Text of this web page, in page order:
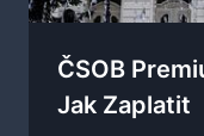
ČSOB
Jak Zaplatit